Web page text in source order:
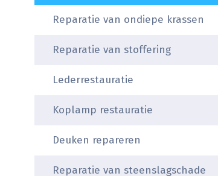
Reparatie van ondiepe krassen
Reparatie van stoffering
Lederrestauratie
Koplamp restauratie
Deuken repareren
Reparatie van steenslagschade